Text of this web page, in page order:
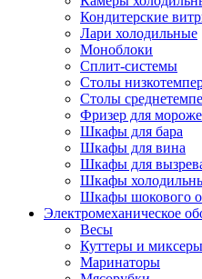
Кондитерские
Лари холодильные
Моноблоки
Сплит-системы
Столы
Столы
Фризер для
Шкафы для бара
Шкафы для вина
Шкафы для
Шкафы
Шкафы шокового
Электромеханическое
Весы
Куттеры и
Маринаторы